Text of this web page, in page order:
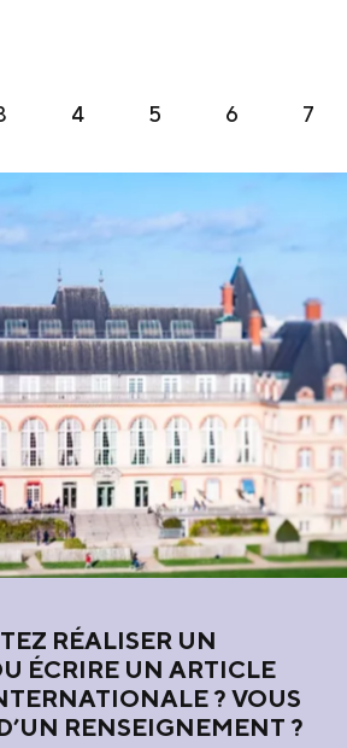
4 5 6 7
RÉALISER UN
ÉCRIRE UN ARTICLE
? VOUS
RENSEIGNEMENT ?